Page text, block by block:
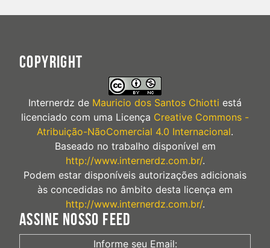
COPYRIGHT
Internerdz de Mauricio dos Santos Chiotti está
licenciado com uma Licença Creative Commons -
Atribuição-NãoComercial 4.0 Internacional.
Baseado no trabalho disponível em
http://www.internerdz.com.br/.
Podem estar disponíveis autorizações adicionais
às concedidas no âmbito desta licença em
http://www.internerdz.com.br/.
ASSINE NOSSO FEED
Informe seu Email: